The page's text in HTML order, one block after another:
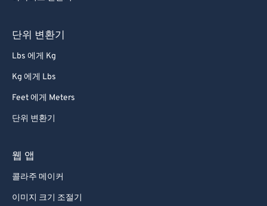
단위 변환기
Lbs 에게 Kg
Kg 에게 Lbs
Feet 에게 Meters
단위 변환기
웹 앱
콜라주 메이커
이미지 크기 조절기